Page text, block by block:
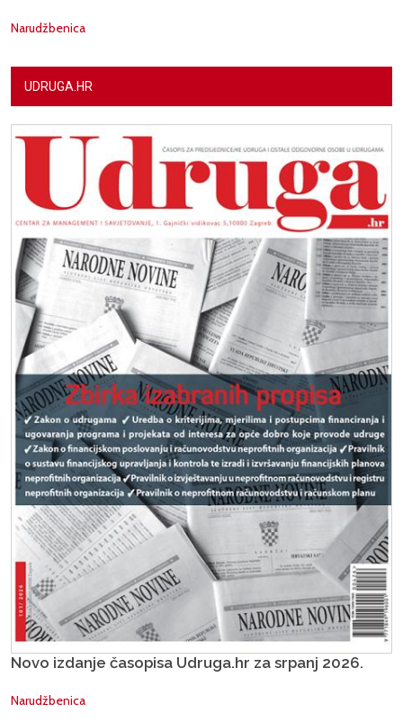
Narudžbenica
UDRUGA.HR
Novo izdanje časopisa Udruga.hr za srpanj 2026.
Narudžbenica